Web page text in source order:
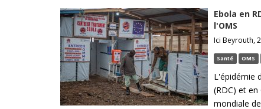
Ebola en
l'OMS
Ici Beyrouth,
Santé OMS
L'épidémie
(RDC) et
mondiale